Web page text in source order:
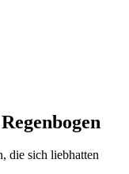
die sich liebhatten